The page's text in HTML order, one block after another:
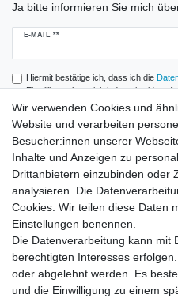
Ja bitte informieren Sie mich
E-MAIL **
Newsletter
Hiermit bestätige ich, dass ich die
Einwilligung kann ich jederzeit
Zahlung
Wir verwenden Cookies und
Website und verarbeiten
Besucher:innen unserer
Inhalte und Anzeigen zu
Drittanbietern einzubinden oder
analysieren. Die
Cookies. Wir teilen diese Daten
Einstellungen benennen.
Die Datenverarbeitung kann mit
berechtigten Interesses
oder abgelehnt werden. Es
und die Einwilligung zu einem